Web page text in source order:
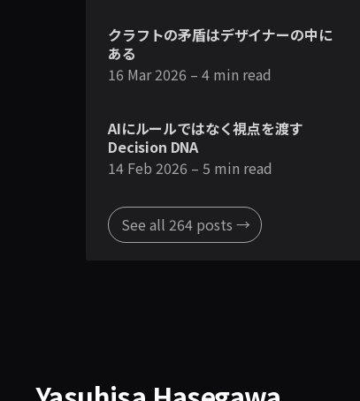
クラフトの矛盾はデザイナーの中に
ある
16 Mar 2026 – 4 min read
AIにルールではなく視点を渡す
Decision DNA
14 Feb 2026 – 5 min read
See all 264 posts →